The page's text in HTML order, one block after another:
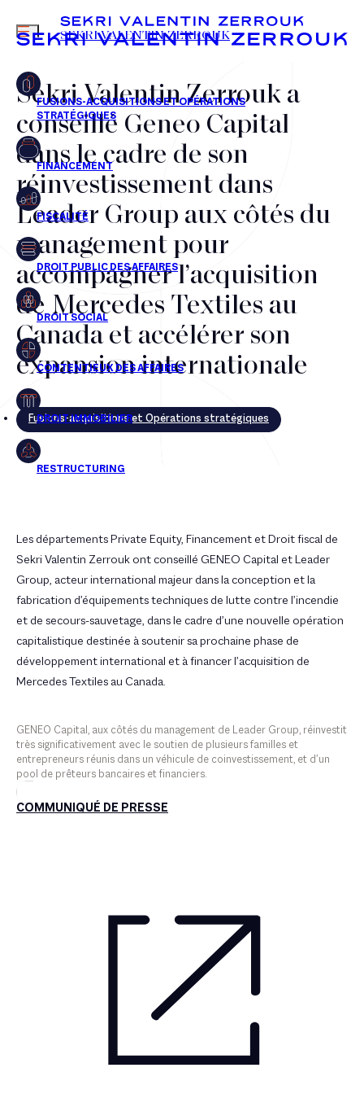
FR EN
MENU SEKRI VALENTIN ZERROUK
Sekri Valentin Zerrouk a
conseillé Geneo Capital
dans le cadre de son
réinvestissement dans
Leader Group aux côtés du
management pour
accompagner l’acquisition
de Mercedes Textiles au
Canada et accélérer son
expansion internationale
Fusions-acquisitions et Opérations stratégiques
Les départements Private Equity, Financement et Droit fiscal de
Sekri Valentin Zerrouk ont conseillé GENEO Capital et Leader
Group, acteur international majeur dans la conception et la
fabrication d’équipements techniques de lutte contre l’incendie
et de secours-sauvetage, dans le cadre d’une nouvelle opération
capitalistique destinée à soutenir sa prochaine phase de
développement international et à financer l’acquisition de
Mercedes Textiles au Canada.
GENEO Capital, aux côtés du management de Leader Group, réinvestit
très significativement avec le soutien de plusieurs familles et
entrepreneurs réunis dans un véhicule de coinvestissement, et d’un
pool de prêteurs bancaires et financiers.
COMMUNIQUÉ DE PRESSE